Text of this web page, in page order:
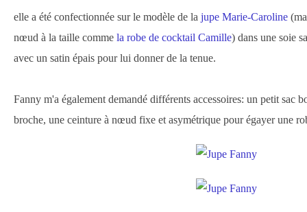
elle a été confectionnée sur le modèle de la jupe Marie-Caroline
nœud à la taille comme la robe de cocktail Camille) dans une soie
avec un satin épais pour lui donner de la tenue.
Fanny m'a également demandé différents accessoires: un petit sac
broche, une ceinture à nœud fixe et asymétrique pour égayer une